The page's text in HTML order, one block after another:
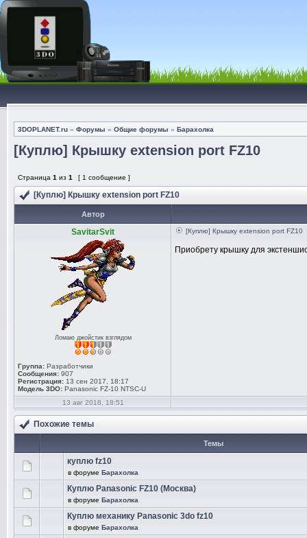
3DOPLANET.ru » Форумы » Общие форумы » Барахолка
[Куплю] Крышку extension port FZ10
Страница 1 из 1 [ 1 сообщение ]
[Куплю] Крышку extension port FZ10
Автор
SavitarSvit
Ломаю джойстик взглядом
Группа: Разработчики
Сообщения: 907
Регистрация: 13 сен 2017, 18:17
Модель 3DO: Panasonic FZ-10 NTSC-U
[Куплю] Крышку extension port FZ10
Приобрету крышку для
13 авг 2018, 18:51
Похожие темы
Темы
куплю fz10
в форуме Барахолка
Куплю Panasonic FZ10 (Москва)
в форуме Барахолка
Куплю механику Panasonic 3do fz10
в форуме Барахолка